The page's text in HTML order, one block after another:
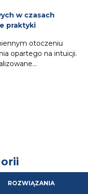
w czasach
praktyki
otoczeniu
opartego na intuicji.
ROZWIĄZANIA